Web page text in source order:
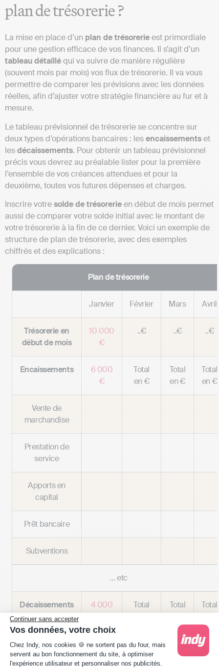
Continuer sans accepter
Vos données, votre choix
Plateforme de Gestion du Consentement :
Chez Indy, nos cookies 🍪 ne sortent pas du four, mais
servent au bon fonctionnement du site, à optimiser
l'expérience utilisateur et personnaliser nos publicités.
plan de trésorerie ?
La mise en place d’un plan de trésorerieest primordiale
pour une gestion efficace de vos finances. Il s’agit d’un
tableau détailléqui va suivre de manière régulière
(souvent mois par mois) vos flux de trésorerie. Il va vous
permettre de comparer les prévisions avec les données
réelles, afin d’ajuster votre stratégie financière au fur et à
mesure.
Le tableau prévisionnel de trésorerie se concentre sur
deux types d’opérations bancaires : lesencaissementset
lesdécaissements. Pour obtenir un tableau prévisionnel
précis vous devrez au préalable lister pour la première
l’ensemble de vos créances attendues et pour la
deuxième, toutes vos futures dépenses et charges.
Inscrire votresolde de trésorerieen début de mois permet
aussi de comparer votre solde initial avec le montant de
votre trésorerie à la fin de ce dernier. Voici un exemple de
structure de plan de trésorerie, avec des exemples
chiffrés et des explications :
Plan de trésorerie
Janvier Février Mars Avril
Trésorerie en
début de mois
10 000
€
..€ ..€ ..€
Encaissements
6 000
€
Total
en €
Total
en €
Total
en €
Vente de
marchandise
Prestation de
service
Apports en
capital
Prêt bancaire
Subventions
… etc
Décaissements
4 000
Total
Total
Total
Achats